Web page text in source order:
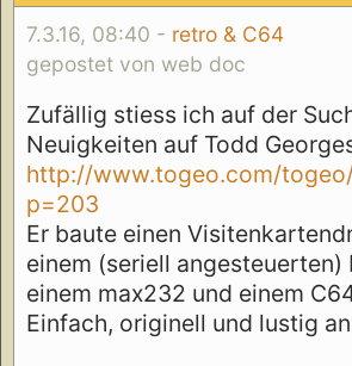
7.3.16, 08:40 - retro & C64
gepostet von web doc
Zufällig stiess ich auf der
Neuigkeiten auf Todd
http://www.togeo.com/
p=203
Er baute einen
einem (seriell angesteuerten)
einem max232 und einem
Einfach, originell und lustig